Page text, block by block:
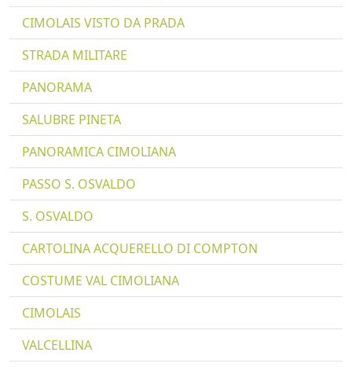
CIMOLAIS VISTO DA PRADA
STRADA MILITARE
PANORAMA
SALUBRE PINETA
PANORAMICA CIMOLIANA
PASSO S. OSVALDO
S. OSVALDO
CARTOLINA ACQUERELLO DI COMPTON
COSTUME VAL CIMOLIANA
CIMOLAIS
VALCELLINA